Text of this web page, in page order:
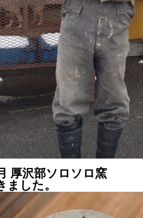
厚沢部ソロソロ窯
ました。